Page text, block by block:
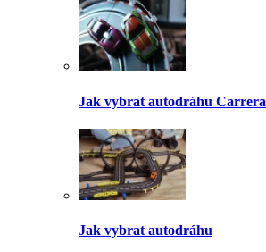
Jak vybrat autodráhu Carrera
Jak vybrat autodráhu